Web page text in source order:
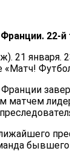
22-й
21 января.
«Матч!
матчем
бывшего